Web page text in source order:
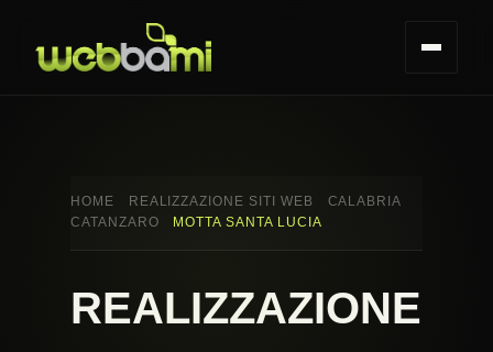
HOME REALIZZAZIONE SITI WEB
CALABRIA
CATANZARO
MOTTA SANTA LUCIA
REALIZZAZIONE